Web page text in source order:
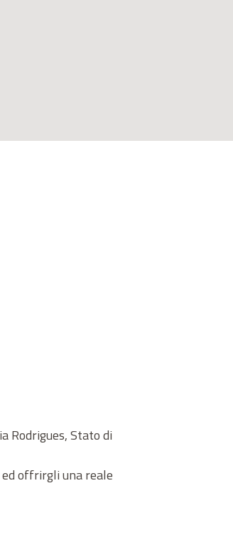
Rodrigues, Stato di
offrirgli una reale